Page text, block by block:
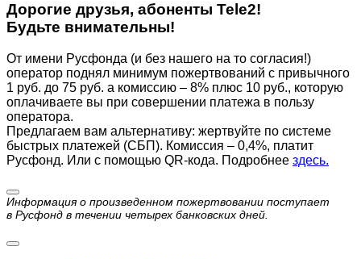
Дорогие друзья, абоненты Tele2!
Будьте внимательны!
От имени Русфонда (и без нашего на то согласия!)
оператор поднял минимум пожертвований с привычного
1 руб. до 75 руб. а комиссию – 8% плюс 10 руб., которую
оплачиваете вы при совершении платежа в пользу
оператора.
Предлагаем вам альтернативу: жертвуйте по cистеме
быстрых платежей (СБП). Комиссия – 0,4%, платит
Русфонд. Или с помощью QR-кода. Подробнее здесь.
Информация о произведенном пожертвовании поступает
в Русфонд в течении четырех банковских дней.